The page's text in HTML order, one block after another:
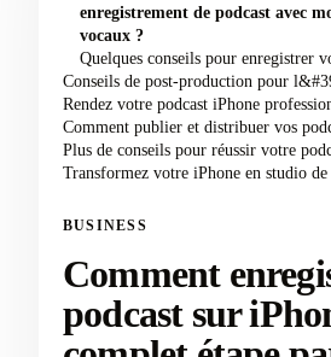
enregistrement de podcast avec
vocaux ?
Quelques conseils pour enregistrer
Conseils de post-production pour
Rendez votre podcast iPhone
Comment publier et distribuer vos
Plus de conseils pour réussir votre
Transformez votre iPhone en studio de
BUSINESS
Comment
podcast sur